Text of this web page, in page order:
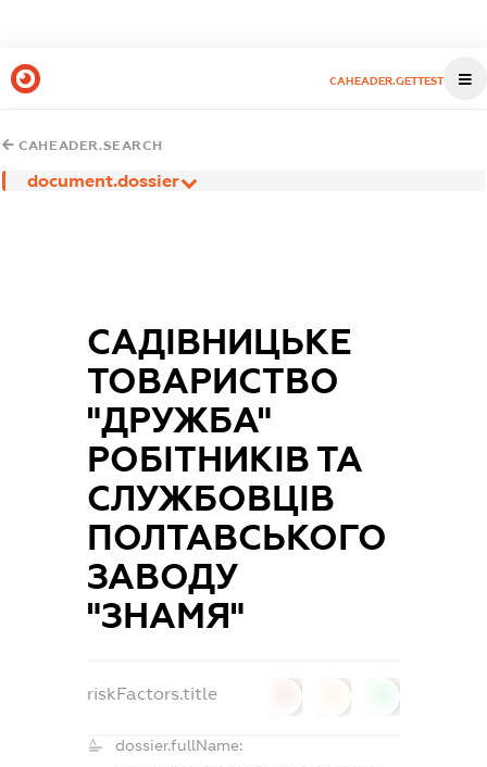
CAHEADER.GETTEST
CAHEADER.SEARCH
document.dossier
САДІВНИЦЬКЕ
ТОВАРИСТВО
"ДРУЖБА"
РОБІТНИКІВ ТА
СЛУЖБОВЦІВ
ПОЛТАВСЬКОГО
ЗАВОДУ
"ЗНАМЯ"
riskFactors.title
dossier.fullName: